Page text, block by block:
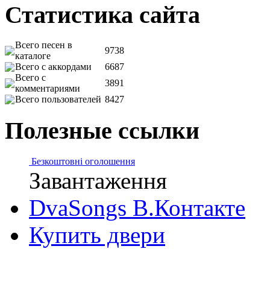
Статистика сайта
Всего песен в
каталоге
9738
Всего с аккордами
6687
Всего с
комментариями
3891
Всего пользователей 8427
Полезные ссылки
Безкоштовні оголошення
Завантаження
DvaSongs В.Контакте
Купить двери